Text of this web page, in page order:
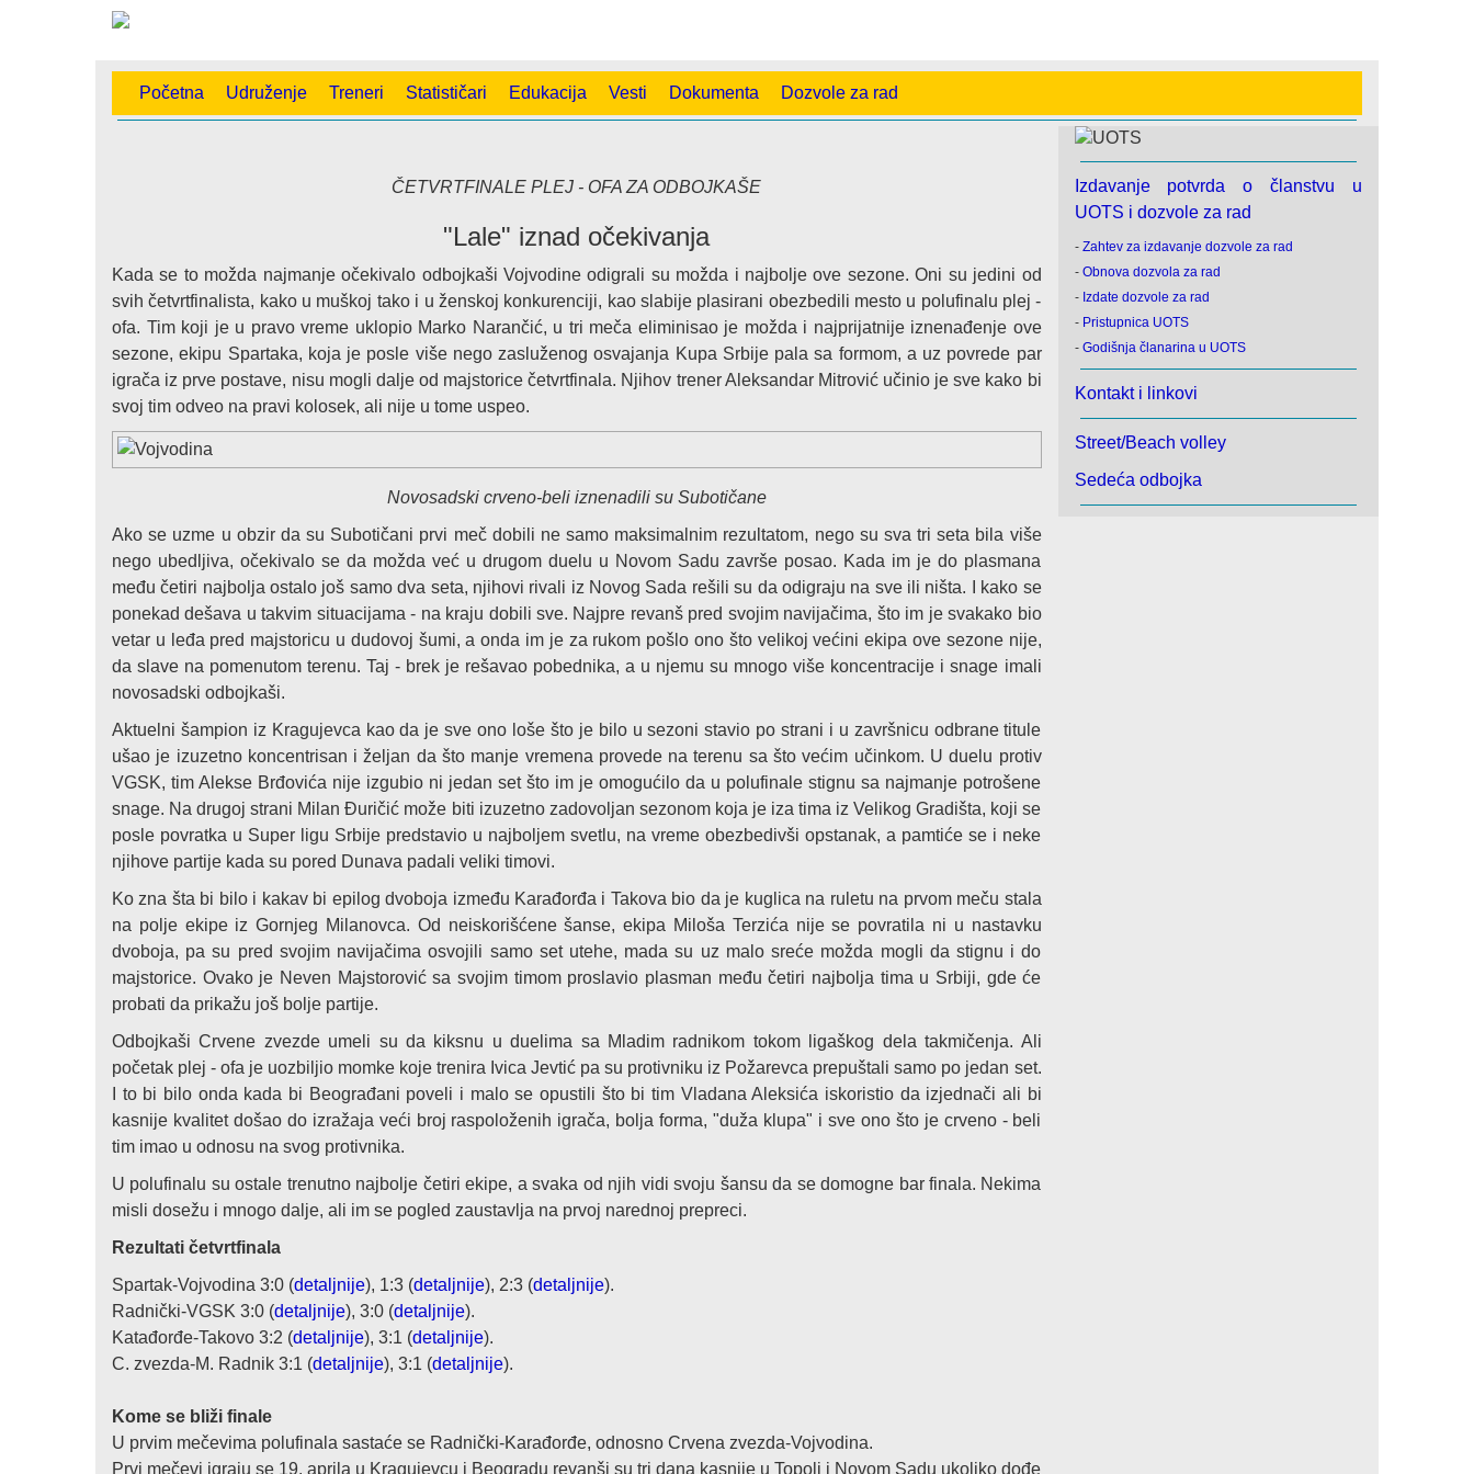
Početna Udruženje Treneri Statističari Edukacija Vesti Dokumenta Dozvole za rad
ČETVRTFINALE PLEJ - OFA ZA ODBOJKAŠE
"Lale" iznad očekivanja
Kada se to možda najmanje očekivalo odbojkaši Vojvodine odigrali su možda i najbolje ove sezone. Oni su jedini od
svih četvrtfinalista, kako u muškoj tako i u ženskoj konkurenciji, kao slabije plasirani obezbedili mesto u polufinalu plej -
ofa. Tim koji je u pravo vreme uklopio Marko Narančić, u tri meča eliminisao je možda i najprijatnije iznenađenje ove
sezone, ekipu Spartaka, koja je posle više nego zasluženog osvajanja Kupa Srbije pala sa formom, a uz povrede par
igrača iz prve postave, nisu mogli dalje od majstorice četvrtfinala. Njihov trener Aleksandar Mitrović učinio je sve kako bi
svoj tim odveo na pravi kolosek, ali nije u tome uspeo.
Novosadski crveno-beli iznenadili su Subotičane
Ako se uzme u obzir da su Subotičani prvi meč dobili ne samo maksimalnim rezultatom, nego su sva tri seta bila više
nego ubedljiva, očekivalo se da možda već u drugom duelu u Novom Sadu završe posao. Kada im je do plasmana
među četiri najbolja ostalo još samo dva seta, njihovi rivali iz Novog Sada rešili su da odigraju na sve ili ništa. I kako se
ponekad dešava u takvim situacijama - na kraju dobili sve. Najpre revanš pred svojim navijačima, što im je svakako bio
vetar u leđa pred majstoricu u dudovoj šumi, a onda im je za rukom pošlo ono što velikoj većini ekipa ove sezone nije,
da slave na pomenutom terenu. Taj - brek je rešavao pobednika, a u njemu su mnogo više koncentracije i snage imali
novosadski odbojkaši.
Aktuelni šampion iz Kragujevca kao da je sve ono loše što je bilo u sezoni stavio po strani i u završnicu odbrane titule
ušao je izuzetno koncentrisan i željan da što manje vremena provede na terenu sa što većim učinkom. U duelu protiv
VGSK, tim Alekse Brđovića nije izgubio ni jedan set što im je omogućilo da u polufinale stignu sa najmanje potrošene
snage. Na drugoj strani Milan Đuričić može biti izuzetno zadovoljan sezonom koja je iza tima iz Velikog Gradišta, koji se
posle povratka u Super ligu Srbije predstavio u najboljem svetlu, na vreme obezbedivši opstanak, a pamtiće se i neke
njihove partije kada su pored Dunava padali veliki timovi.
Ko zna šta bi bilo i kakav bi epilog dvoboja između Karađorđa i Takova bio da je kuglica na ruletu na prvom meču stala
na polje ekipe iz Gornjeg Milanovca. Od neiskorišćene šanse, ekipa Miloša Terzića nije se povratila ni u nastavku
dvoboja, pa su pred svojim navijačima osvojili samo set utehe, mada su uz malo sreće možda mogli da stignu i do
majstorice. Ovako je Neven Majstorović sa svojim timom proslavio plasman među četiri najbolja tima u Srbiji, gde će
probati da prikažu još bolje partije.
Odbojkaši Crvene zvezde umeli su da kiksnu u duelima sa Mladim radnikom tokom ligaškog dela takmičenja. Ali
početak plej - ofa je uozbiljio momke koje trenira Ivica Jevtić pa su protivniku iz Požarevca prepuštali samo po jedan set.
I to bi bilo onda kada bi Beograđani poveli i malo se opustili što bi tim Vladana Aleksića iskoristio da izjednači ali bi
kasnije kvalitet došao do izražaja veći broj raspoloženih igrača, bolja forma, "duža klupa" i sve ono što je crveno - beli
tim imao u odnosu na svog protivnika.
U polufinalu su ostale trenutno najbolje četiri ekipe, a svaka od njih vidi svoju šansu da se domogne bar finala. Nekima
misli dosežu i mnogo dalje, ali im se pogled zaustavlja na prvoj narednoj prepreci.
Rezultati četvrtfinala
Spartak-Vojvodina 3:0 (detaljnije), 1:3 (detaljnije), 2:3 (detaljnije).
Radnički-VGSK 3:0 (detaljnije), 3:0 (detaljnije).
Katađorđe-Takovo 3:2 (detaljnije), 3:1 (detaljnije).
C. zvezda-M. Radnik 3:1 (detaljnije), 3:1 (detaljnije).
Kome se bliži finale
U prvim mečevima polufinala sastaće se Radnički-Karađorđe, odnosno Crvena zvezda-Vojvodina.
Prvi mečevi igraju se 19. aprila u Kragujevcu i Beogradu revanši su tri dana kasnije u Topoli i Novom Sadu ukoliko dođe
Izdavanje potvrda o članstvu u
UOTS i dozvole za rad
- Zahtev za izdavanje dozvole za rad
- Obnova dozvola za rad
- Izdate dozvole za rad
- Pristupnica UOTS
- Godišnja članarina u UOTS
Kontakt i linkovi
Street/Beach volley
Sedeća odbojka